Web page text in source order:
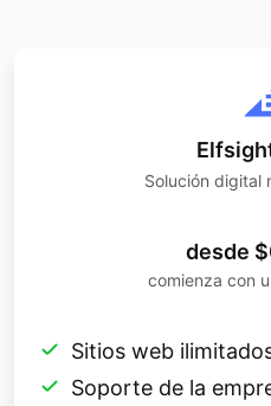
Solución digital
desde
comienza con
Sitios web
Soporte de la